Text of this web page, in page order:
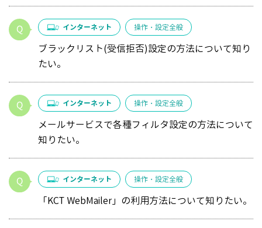
インターネット 操作・設定全般
ブラックリスト(受信拒否)設定の方法について知り
たい。
インターネット 操作・設定全般
メールサービスで各種フィルタ設定の方法について
知りたい。
インターネット 操作・設定全般
「KCT WebMailer」の利用方法について知りたい。